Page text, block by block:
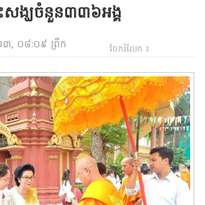
សង្ឃចំនួន៣៣៦អង្គ
៣, ០៨:០៩ ព្រឹក ចែករំលែក ៖